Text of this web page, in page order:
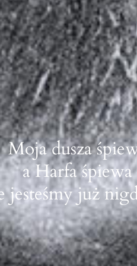
Moja dusza
a Harfa
jesteśmy już